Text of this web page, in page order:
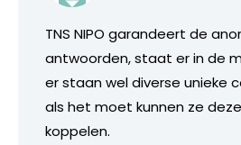
TNS NIPO garandeert de
antwoorden, staat er in de
er staan wel diverse unieke
als het moet kunnen ze
koppelen.